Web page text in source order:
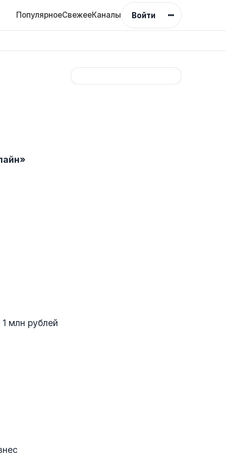
ПопулярноеСвежееКаналы Войти
млн рублей